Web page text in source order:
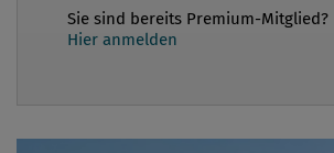
Sie sind bereits Premium-Mitglied?
Hier anmelden